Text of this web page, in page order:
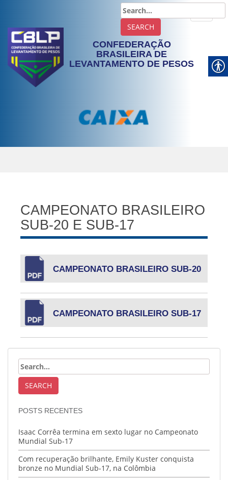
CONFEDERAÇÃO
BRASILEIRA DE
LEVANTAMENTO DE PESOS
CAMPEONATO BRASILEIRO
SUB-20 E SUB-17
CAMPEONATO BRASILEIRO SUB-20
CAMPEONATO BRASILEIRO SUB-17
POSTS RECENTES
Isaac Corrêa termina em sexto lugar no Campeonato
Mundial Sub-17
Com recuperação brilhante, Emily Kuster conquista
bronze no Mundial Sub-17, na Colômbia